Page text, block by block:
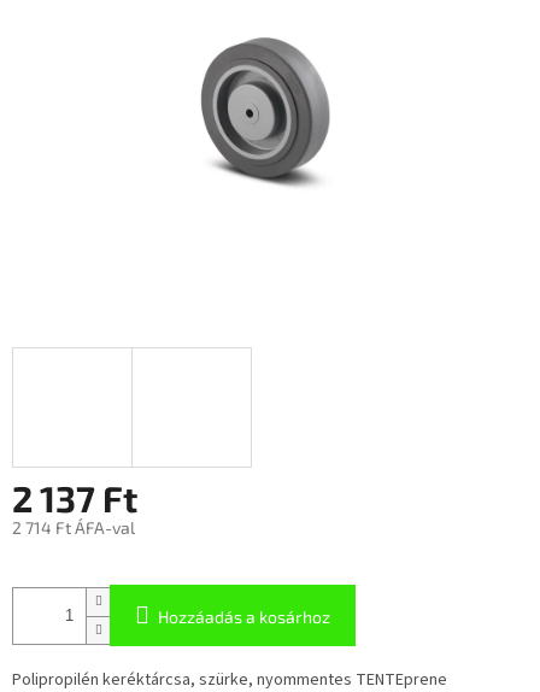
2 137 Ft
2 714 Ft ÁFA-val
Hozzáadás a kosárhoz
Polipropilén keréktárcsa, szürke, nyommentes TENTEprene